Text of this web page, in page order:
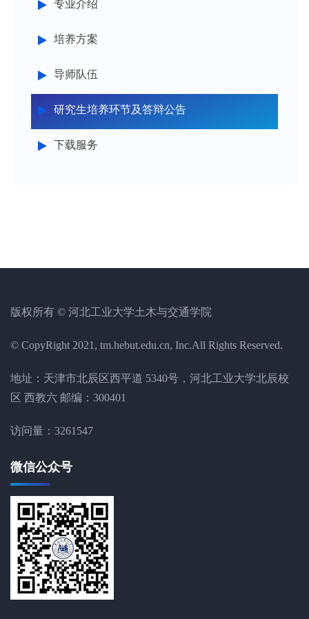
专业介绍
培养方案
导师队伍
研究生培养环节及答辩公告
下载服务
版权所有 © 河北工业大学土木与交通学院
© CopyRight 2021, tm.hebut.edu.cn, Inc.All Rights Reserved.
地址：天津市北辰区西平道 5340号，河北工业大学北辰校
区 西教六 邮编：300401
访问量： 3261547
微信公众号